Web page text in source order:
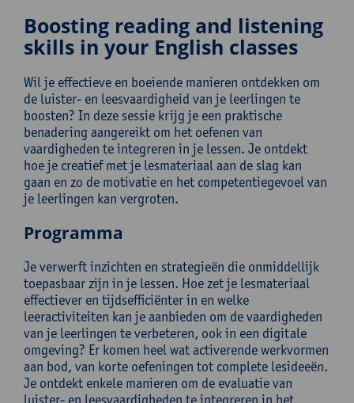
Boosting reading and listening
skills in your English classes
Wil je effectieve en boeiende manieren ontdekken om
de luister- en leesvaardigheid van je leerlingen te
boosten? In deze sessie krijg je een praktische
benadering aangereikt om het oefenen van
vaardigheden te integreren in je lessen. Je ontdekt
hoe je creatief met je lesmateriaal aan de slag kan
gaan en zo de motivatie en het competentiegevoel van
je leerlingen kan vergroten.
Programma
Je verwerft inzichten en strategieën die onmiddellijk
toepasbaar zijn in je lessen. Hoe zet je lesmateriaal
effectiever en tijdsefficiënter in en welke
leeractiviteiten kan je aanbieden om de vaardigheden
van je leerlingen te verbeteren, ook in een digitale
omgeving? Er komen heel wat activerende werkvormen
aan bod, van korte oefeningen tot complete lesideeën.
Je ontdekt enkele manieren om de evaluatie van
luister- en leesvaardigheden te integreren in het